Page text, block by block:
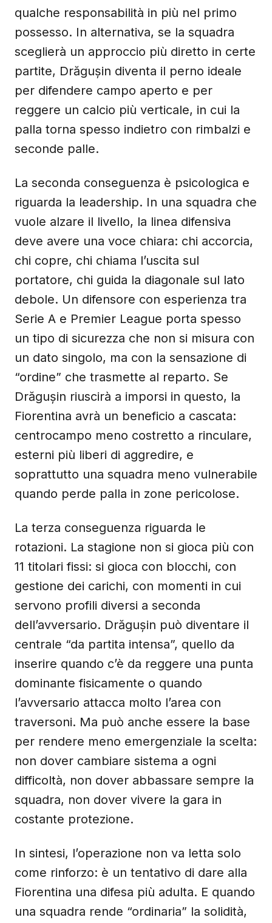
qualche responsabilità in più nel primo
possesso. In alternativa, se la squadra
sceglierà un approccio più diretto in certe
partite, Drăgușin diventa il perno ideale
per difendere campo aperto e per
reggere un calcio più verticale, in cui la
palla torna spesso indietro con rimbalzi e
seconde palle.
La seconda conseguenza è psicologica e
riguarda la leadership. In una squadra che
vuole alzare il livello, la linea difensiva
deve avere una voce chiara: chi accorcia,
chi copre, chi chiama l’uscita sul
portatore, chi guida la diagonale sul lato
debole. Un difensore con esperienza tra
Serie A e Premier League porta spesso
un tipo di sicurezza che non si misura con
un dato singolo, ma con la sensazione di
“ordine” che trasmette al reparto. Se
Drăgușin riuscirà a imporsi in questo, la
Fiorentina avrà un beneficio a cascata:
centrocampo meno costretto a rinculare,
esterni più liberi di aggredire, e
soprattutto una squadra meno vulnerabile
quando perde palla in zone pericolose.
La terza conseguenza riguarda le
rotazioni. La stagione non si gioca più con
11 titolari fissi: si gioca con blocchi, con
gestione dei carichi, con momenti in cui
servono profili diversi a seconda
dell’avversario. Drăgușin può diventare il
centrale “da partita intensa”, quello da
inserire quando c’è da reggere una punta
dominante fisicamente o quando
l’avversario attacca molto l’area con
traversoni. Ma può anche essere la base
per rendere meno emergenziale la scelta:
non dover cambiare sistema a ogni
difficoltà, non dover abbassare sempre la
squadra, non dover vivere la gara in
costante protezione.
In sintesi, l’operazione non va letta solo
come rinforzo: è un tentativo di dare alla
Fiorentina una difesa più adulta. E quando
una squadra rende “ordinaria” la solidità,